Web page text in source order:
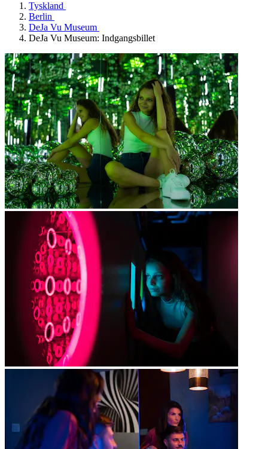
Tyskland
Berlin
DeJa Vu Museum
DeJa Vu Museum: Indgangsbillet